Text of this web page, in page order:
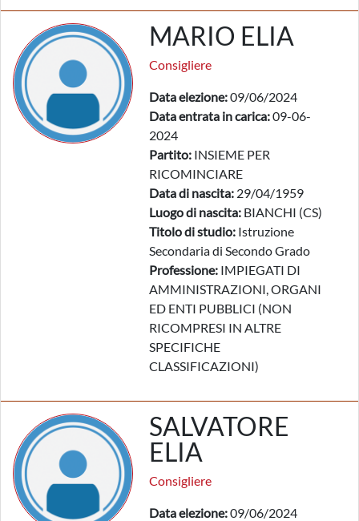
MARIO ELIA
Consigliere
Data elezione:09/06/2024
Data entrata in carica:09-06-
2024
Partito: INSIEME PER
RICOMINCIARE
Data di nascita: 29/04/1959
Luogo di nascita: BIANCHI (CS)
Titolo di studio: Istruzione
Secondaria di Secondo Grado
Professione: IMPIEGATI DI
AMMINISTRAZIONI, ORGANI
ED ENTI PUBBLICI (NON
RICOMPRESI IN ALTRE
SPECIFICHE
CLASSIFICAZIONI)
SALVATORE
ELIA
Consigliere
Data elezione:09/06/2024